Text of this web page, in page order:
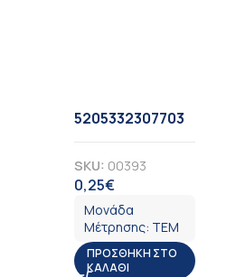
5205332307703
SKU: 00393
0,25€
Μονάδα
Μέτρησης: ΤΕΜ
ΠΡΟΣΘΉΚΗ ΣΤΟ
ΚΑΛΆΘΙ